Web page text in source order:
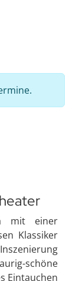
mit einer
Klassiker
schöne
Eintauchen